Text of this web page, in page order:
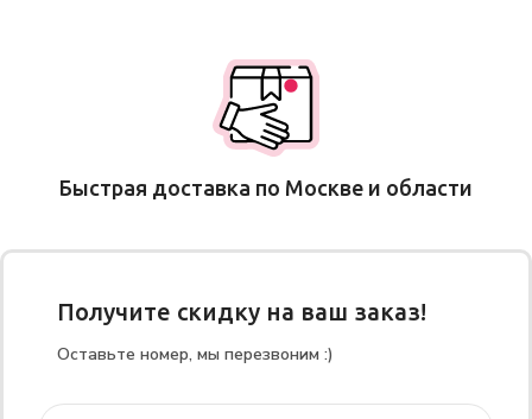
Быстрая доставка по Москве и области
Получите скидку на ваш заказ!
Оставьте номер, мы перезвоним :)